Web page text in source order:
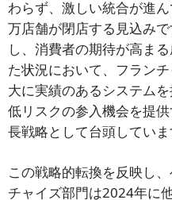
わらず、激しい統合が進
万店舗が閉店する見込み
し、消費者の期待が高ま
た状況において、フラン
大に実績のあるシステム
低リスクの参入機会を提
長戦略として台頭していま
この戦略的転換を反映し
チャイズ部門は2024年に